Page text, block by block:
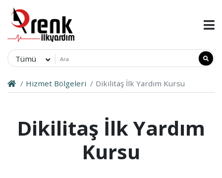
Tümü
Hizmet Bölgeleri Dikilitaş İlk Yardım Kursu
Dikilitaş İlk Yardım
Kursu